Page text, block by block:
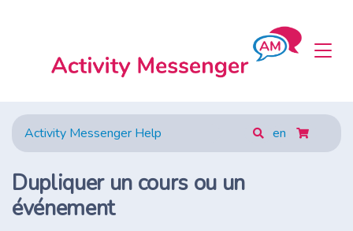
Activity Messenger Help en
Dupliquer un cours ou un
événement